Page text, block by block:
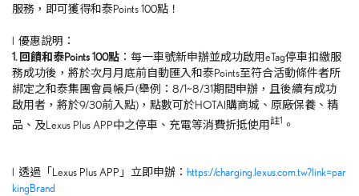
服務，即可獲得和泰Points 100點！
l 優惠說明：
1. 回饋和泰Points 100點 ：每一車號新申辦並成功啟用eTag停車扣繳服
務成功後，將於次月月底前自動匯入和泰Points至符合活動條件者所
綁定之和泰集團會員帳戶(舉例：8/1~8/31期間申辦，且後續有成功
啟用者，將於9/30前入點) ，點數可於HOTAI購商城、原廠保養、精
品、及Lexus Plus APP中之停車、充電等消費折抵使用註1 。
l 透過「 Lexus Plus APP 」立即申辦： https://charging.lexus.com.tw?link=par
kingBrand